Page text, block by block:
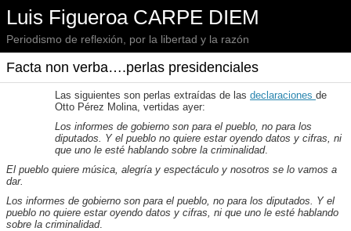
Luis Figueroa CARPE DIEM
Periodismo de reflexión, por la libertad y la razón
Facta non verba….perlas presidenciales
Las siguientes son perlas extraídas de las declaraciones de
Otto Pérez Molina, vertidas ayer:
Los informes de gobierno son para el pueblo, no para los
diputados. Y el pueblo no quiere estar oyendo datos y cifras, ni
que uno le esté hablando sobre la criminalidad.
El pueblo quiere música, alegría y espectáculo y nosotros se lo vamos a
dar.
Los informes de gobierno son para el pueblo, no para los diputados. Y el
pueblo no quiere estar oyendo datos y cifras, ni que uno le esté hablando
sobre la criminalidad.